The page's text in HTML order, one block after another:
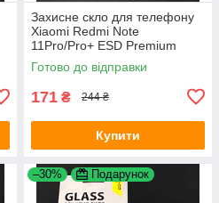
Захисне скло для телефону
Xiaomi Redmi Note
11Pro/Pro+ ESD Premium
Black 4you
Готово до відправки
171 ₴ 244 ₴
Купити
–30% Подарунок